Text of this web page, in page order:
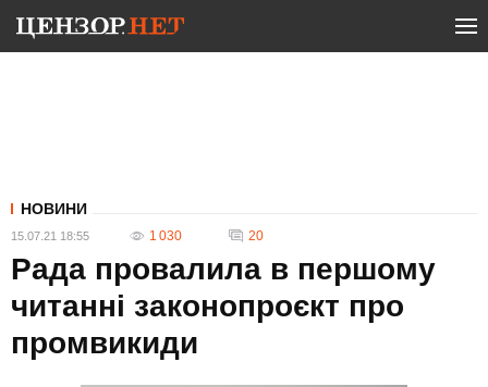
НОВИНИ
15.07.21 18:55 1 030 20
Рада провалила в першому
читанні законопроєкт про
промвикиди